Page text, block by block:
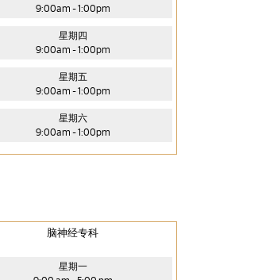
9:00am - 1:00pm
星期四
9:00am - 1:00pm
星期五
9:00am - 1:00pm
星期六
9:00am - 1:00pm
脑神经专科
星期一